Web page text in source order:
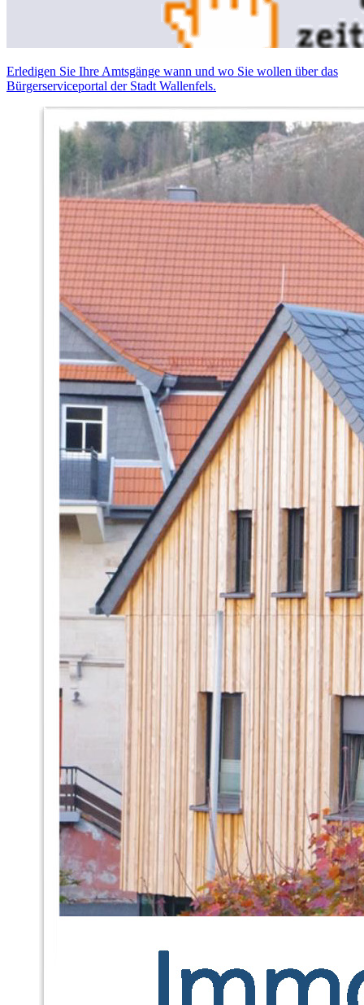
Erledigen Sie Ihre Amtsgänge wann und wo Sie wollen über das
Bürgerserviceportal der Stadt Wallenfels.